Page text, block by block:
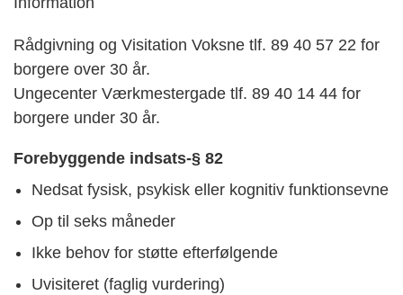
Rådgivning og Visitation Voksne tlf. 89 40 57 22 for
borgere over 30 år.
Ungecenter Værkmestergade tlf. 89 40 14 44 for
borgere under 30 år.
Forebyggende indsats-§ 82
Nedsat fysisk, psykisk eller kognitiv funktionsevne
Op til seks måneder
Ikke behov for støtte efterfølgende
Uvisiteret (faglig vurdering)